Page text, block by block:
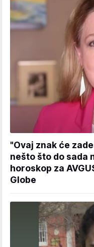
"Ovaj znak će
nešto što do sada
horoskop za
Globe